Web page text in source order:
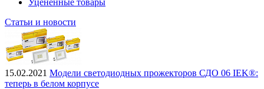
Уцененные товары
Статьи и новости
15.02.2021 Модели светодиодных прожекторов СДО 06 IEK®:
теперь в белом корпусе